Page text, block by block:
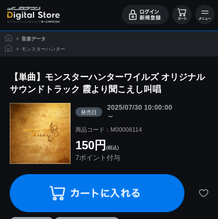
> 音楽データ
> モンスターハンター
【単曲】モンスターハンターワイルズ オリジナル
サウンドトラック 霞より聞こえし叫唱
発売日
2025/07/30 10:00:00
～
商品コード：M00008114
150円 (税込)
7ポイント付与